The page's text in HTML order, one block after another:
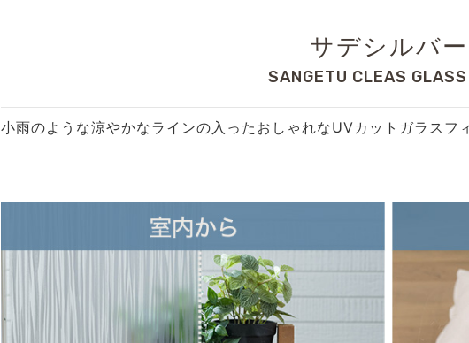
サデシルバー
SANGETU CLEAS
小雨のような涼やかなラインの入ったおしゃれなUVカットガラスフ